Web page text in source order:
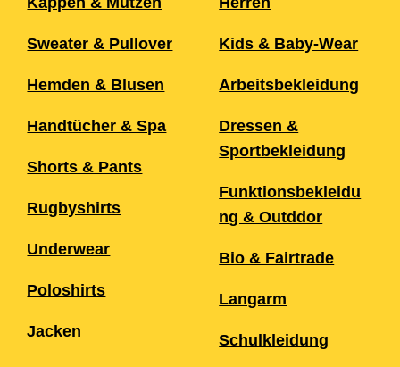
Sweater & Pullover
Hemden & Blusen
Handtücher & Spa
Shorts & Pants
Rugbyshirts
Underwear
Poloshirts
Jacken
Kids & Baby-Wear
Arbeitsbekleidung
Dressen &
Sportbekleidung
Funktionsbekleidu
ng & Outddor
Bio & Fairtrade
Langarm
Schulkleidung